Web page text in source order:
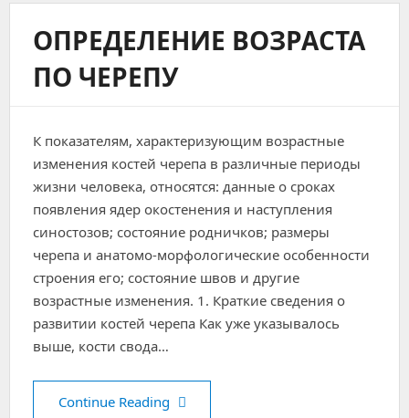
ОПРЕДЕЛЕНИЕ ВОЗРАСТА
ПО ЧЕРЕПУ
К показателям, характеризующим возрастные
изменения костей черепа в различные периоды
жизни человека, относятся: данные о сроках
появления ядер окостенения и наступления
синостозов; состояние родничков; размеры
черепа и анатомо-морфологические особенности
строения его; состояние швов и другие
возрастные изменения. 1. Краткие сведения о
развитии костей черепа Как уже указывалось
выше, кости свода…
Continue Reading Определение возраста по черепу